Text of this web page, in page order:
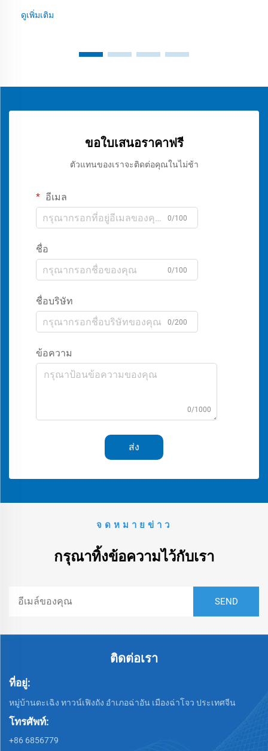
ดูเพิ่มเติม
ขอใบเสนอราคาฟรี
ตัวแทนของเราจะติดต่อคุณในไม่ช้า
อีเมล
0/100
ชื่อ
0/100
ชื่อบริษัท
0/200
ข้อความ
0/1000
ส่ง
จดหมายข่าว
กรุณาทิ้งข้อความไว้กับเรา
ติดต่อเรา
ที่อยู่:
หมู่บ้านดะเฉิง ทาวน์เฟิงถัง อำเภอฉ่าอัน เมืองฉ่าโจว ประเทศจีน
โทรศัพท์:
+86 6856779